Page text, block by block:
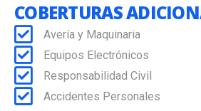
COBERTURAS
Avería y Maquinaria
Equipos Electrónicos
Responsabilidad Civil
Accidentes Personales